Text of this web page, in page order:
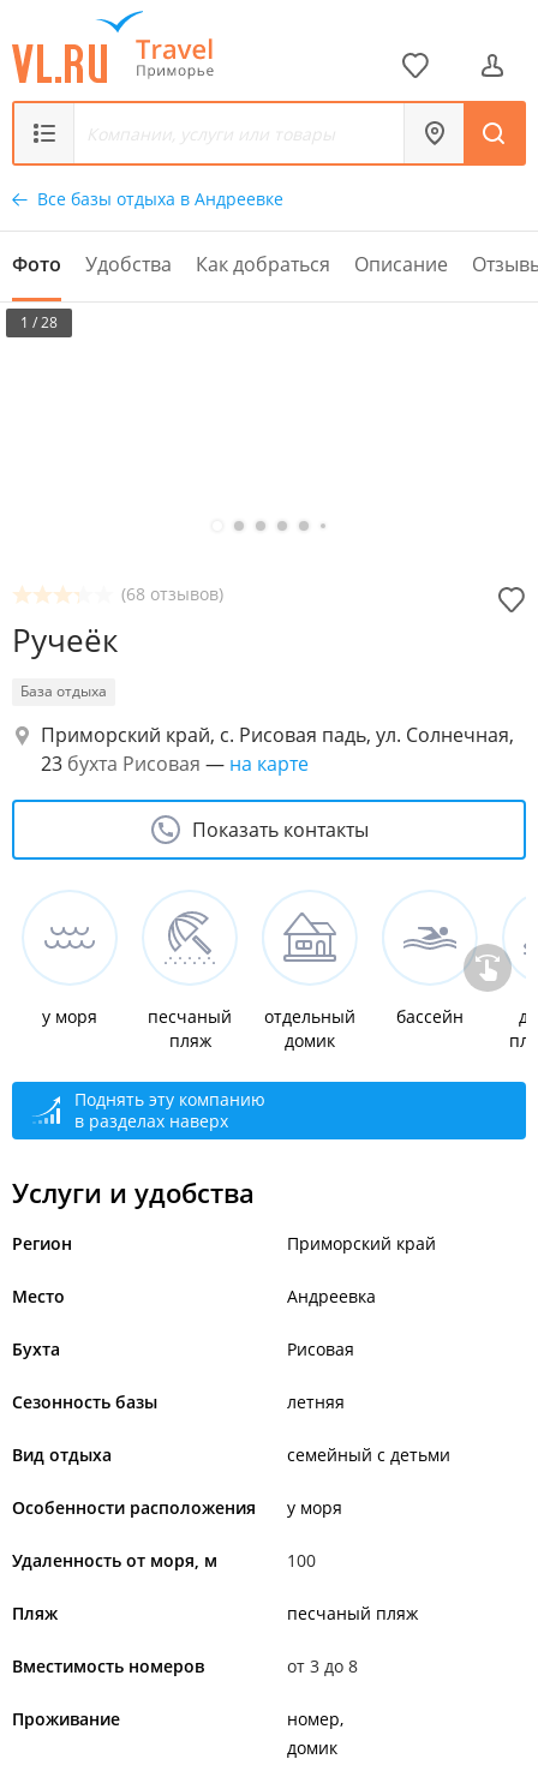
Все базы отдыха в Андреевке
Фото Удобства Как добраться Описание
1 / 28
(68 отзывов)
Ручеёк
База отдыха
Приморский край, с. Рисовая падь, ул. Солнечная,
23 бухта Рисовая — на карте
Показать контакты
у моря
песчаный
пляж
отдельный
домик
бассейн
Поднять эту компанию
в разделах наверх
Услуги и удобства
Регион Приморский край
Место Андреевка
Бухта Рисовая
Сезонность базы летняя
Вид отдыха семейный с детьми
Особенности расположения у моря
Удаленность от моря, м 100
Пляж песчаный пляж
Вместимость номеров от 3 до 8
Проживание
номер
домик